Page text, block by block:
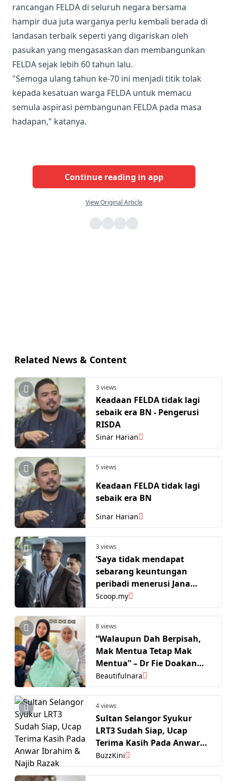
rancangan FELDA di seluruh negara bersama
hampir dua juta warganya perlu kembali berada di
landasan terbaik seperti yang digariskan oleh
pasukan yang mengasaskan dan membangunkan
FELDA sejak lebih 60 tahun lalu.
"Semoga ulang tahun ke-70 ini menjadi titik tolak
kepada kesatuan warga FELDA untuk memacu
semula aspirasi pembangunan FELDA pada masa
hadapan," katanya.
Continue reading in app
View Original Article
Related News & Content
3 views
Keadaan FELDA tidak lagi
sebaik era BN - Pengerusi
RISDA
Sinar Harian
5 views
Keadaan FELDA tidak lagi
sebaik era BN
Sinar Harian
3 views
‘Saya tidak mendapat
sebarang keuntungan
peribadi menerusi Jana
Wibawa’: Zafrul
Scoop.my
8 views
“Walaupun Dah Berpisah,
Mak Mentua Tetap Mak
Mentua” – Dr Fie Doakan
Ibu Nubhan Cepat Sembuh
Beautifulnara
4 views
Sultan Selangor Syukur
LRT3 Sudah Siap, Ucap
Terima Kasih Pada Anwar
Ibrahim & Najib Razak
BuzzKini